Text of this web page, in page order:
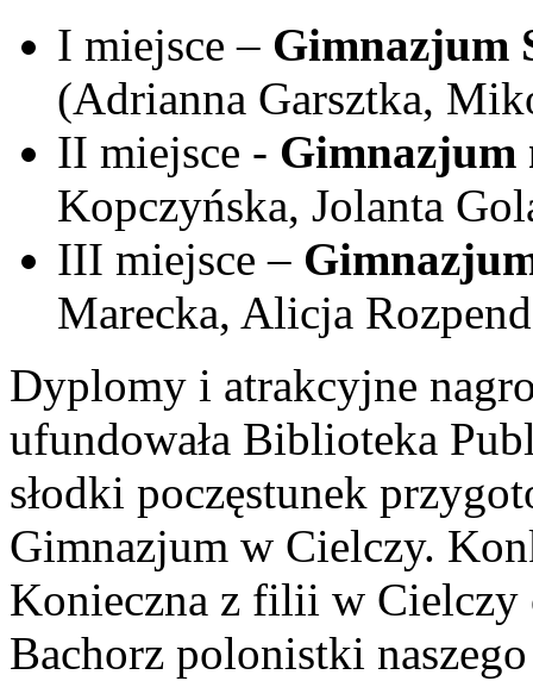
I miejsce – Gimnazjum
(Adrianna Garsztka,
II miejsce - Gimnazjum
Kopczyńska, Jolanta
III miejsce –
Marecka, Alicja
Dyplomy i atrakcyjne
ufundowała Biblioteka
słodki poczęstunek
Gimnazjum w Cielczy.
Konieczna z filii w Cielczy
Bachorz polonistki